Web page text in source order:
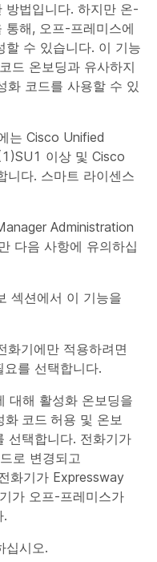
방법입니다. 하지만 온-
통해, 오프-프레미스에
할 수 있습니다. 이 기능
드 온보딩과 유사하지
화 코드를 사용할 수 있
는 Cisco Unified
이상 및 Cisco
다. 스마트 라이센스
Administration
다음 사항에 유의하십
섹션에서 이 기능을
화기에만 적용하려면
요를 선택합니다.
대해 활성화 온보딩을
화 코드 허용 및 온보
선택합니다. 전화기가
로 변경되고
화기가 Expressway
가 오프-프레미스가
.
십시오.